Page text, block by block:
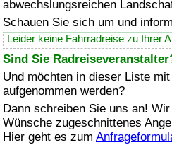
abwechslungsreichen
Schauen Sie sich um und
Leider keine Fahrradreise zu Ihrer
Sind Sie
Und möchten in dieser Liste
aufgenommen werden?
Dann schreiben Sie uns an!
Wünsche zugeschnittenes
Hier geht es zum